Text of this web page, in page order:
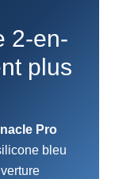
2-en-
plus
Pro
bleu